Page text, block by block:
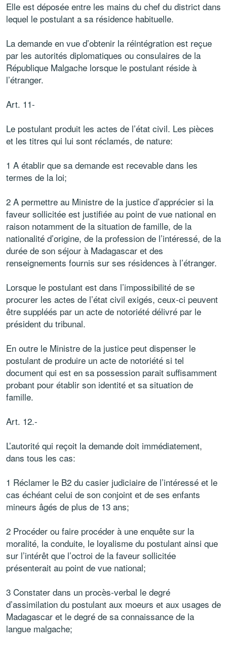
Elle est déposée entre les mains du chef du district dans
lequel le postulant a sa résidence habituelle.
La demande en vue d’obtenir la réintégration est reçue
par les autorités diplomatiques ou consulaires de la
République Malgache lorsque le postulant réside à
l’étranger.
Art. 11-
Le postulant produit les actes de l’état civil. Les pièces
et les titres qui lui sont réclamés, de nature:
1 A établir que sa demande est recevable dans les
termes de la loi;
2 A permettre au Ministre de la justice d’apprécier si la
faveur sollicitée est justifiée au point de vue national en
raison notamment de la situation de famille, de la
nationalité d’origine, de la profession de l’intéressé, de la
durée de son séjour à Madagascar et des
renseignements fournis sur ses résidences à l’étranger.
Lorsque le postulant est dans l’impossibilité de se
procurer les actes de l’état civil exigés, ceux-ci peuvent
être suppléés par un acte de notoriété délivré par le
président du tribunal.
En outre le Ministre de la justice peut dispenser le
postulant de produire un acte de notoriété si tel
document qui est en sa possession parait suffisamment
probant pour établir son identité et sa situation de
famille.
Art. 12.-
L’autorité qui reçoit la demande doit immédiatement,
dans tous les cas:
1 Réclamer le B2 du casier judiciaire de l’intéressé et le
cas échéant celui de son conjoint et de ses enfants
mineurs âgés de plus de 13 ans;
2 Procéder ou faire procéder à une enquête sur la
moralité, la conduite, le loyalisme du postulant ainsi que
sur l’intérêt que l’octroi de la faveur sollicitée
présenterait au point de vue national;
3 Constater dans un procès-verbal le degré
d’assimilation du postulant aux moeurs et aux usages de
Madagascar et le degré de sa connaissance de la
langue malgache;